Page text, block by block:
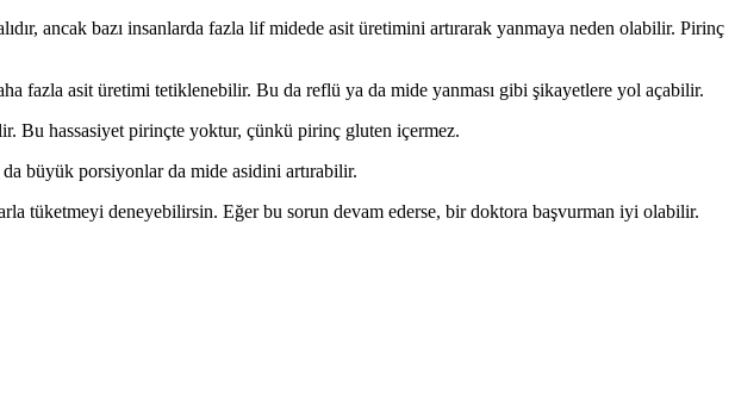
ancak bazı insanlarda fazla lif midede asit üretimini artırarak yanmaya neden olabilir. Pirinç
fazla asit üretimi tetiklenebilir. Bu da reflü ya da mide yanması gibi şikayetlere yol açabilir.
Bu hassasiyet pirinçte yoktur, çünkü pirinç gluten içermez.
büyük porsiyonlar da mide asidini artırabilir.
tüketmeyi deneyebilirsin. Eğer bu sorun devam ederse, bir doktora başvurman iyi olabilir.